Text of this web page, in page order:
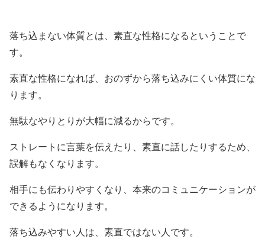
落ち込まない体質とは、素直な性格になるということで
す。
素直な性格になれば、おのずから落ち込みにくい体質にな
ります。
無駄なやりとりが大幅に減るからです。
ストレートに言葉を伝えたり、素直に話したりするため、
誤解もなくなります。
相手にも伝わりやすくなり、本来のコミュニケーションが
できるようになります。
落ち込みやすい人は、素直ではない人です。